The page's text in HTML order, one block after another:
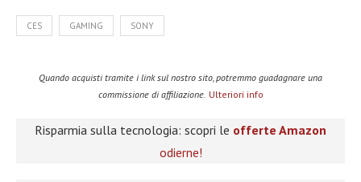
CES GAMING SONY
Quando acquisti tramite i link sul nostro sito, potremmo guadagnare una
commissione di affiliazione. Ulteriori info
Risparmia sulla tecnologia: scopri le offerte Amazon
odierne!